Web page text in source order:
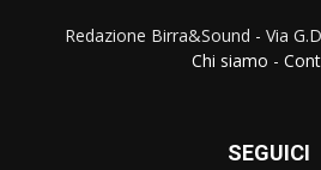
Redazione Birra&Sound - Via
Chi siamo -
SEGUICI